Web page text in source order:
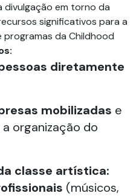
divulgação em torno da
significativos para a
da Childhood
diretamente
mobilizadas e
organização do
classe artística:
(músicos,